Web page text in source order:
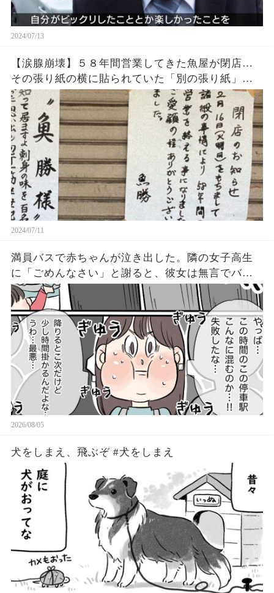
2024/07/13
【涙腺崩壊】５８年間営業してきた魚屋が閉店…
その張り紙の横に貼られていた「別の張り紙」が
泣ける
2024/07/11
満員バスで赤ちゃんが泣き出した。隣の女子高生
に「ごめんなさい」と謝ると、彼女は無言でバッ
グを開けた
2026/08/05
犬をしまえ、飛ぶぞ #犬をしまえ